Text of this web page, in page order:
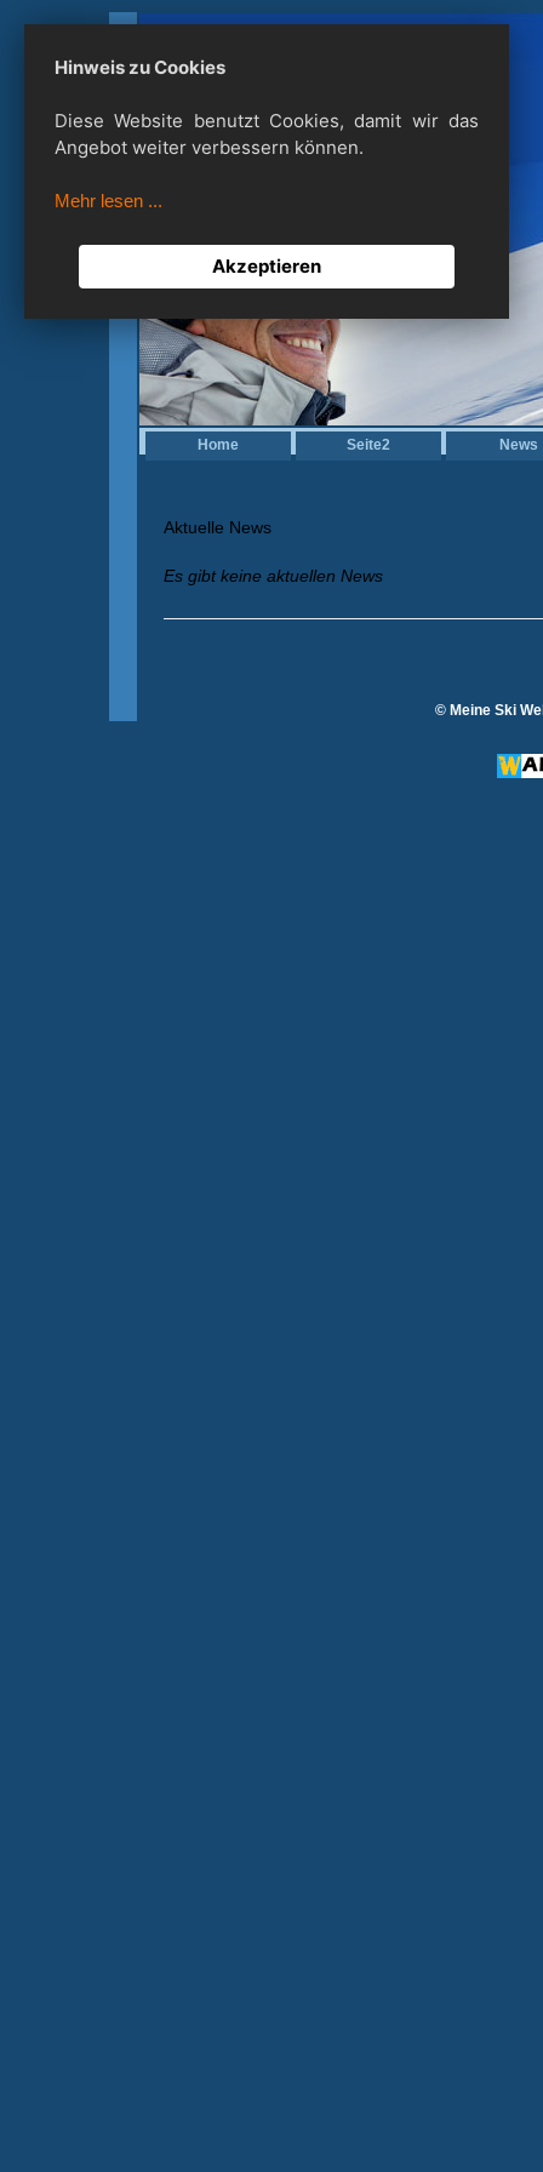
Home Seite2 News
Aktuelle News
Es gibt keine aktuellen News
© Meine Ski
Hinweis zu Cookies
Diese Website benutzt Cookies, damit wir das
Angebot weiter verbessern können.
Mehr lesen ...
Akzeptieren